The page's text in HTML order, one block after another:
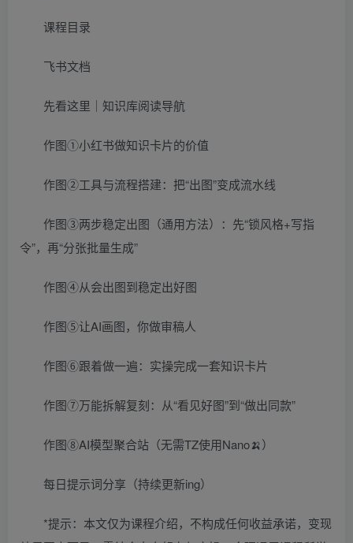
课程目录
飞书文档
先看这里｜知识库阅读导航
作图①小红书做知识卡片的价值
作图②工具与流程搭建：把“出图”变成流水线
作图③两步稳定出图（通用方法）：先“锁风格+写指
令”，再“分张批量生成”
作图④从会出图到稳定出好图
作图⑤让AI画图，你做审稿人
作图⑥跟着做一遍：实操完成一套知识卡片
作图⑦万能拆解复刻：从“看见好图”到“做出同款”
作图⑧AI模型聚合站（无需TZ使用Nano🍌）
每日提示词分享（持续更新ing）
*提示：本文仅为课程介绍，不构成任何收益承诺，变现